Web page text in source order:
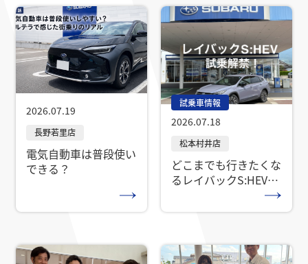
2026.07.19
電気自動車は普段使い
できる？
試乗車情報
2026.07.18
どこまでも行きたくな
るレイバックS:HEV試
（Premium Black